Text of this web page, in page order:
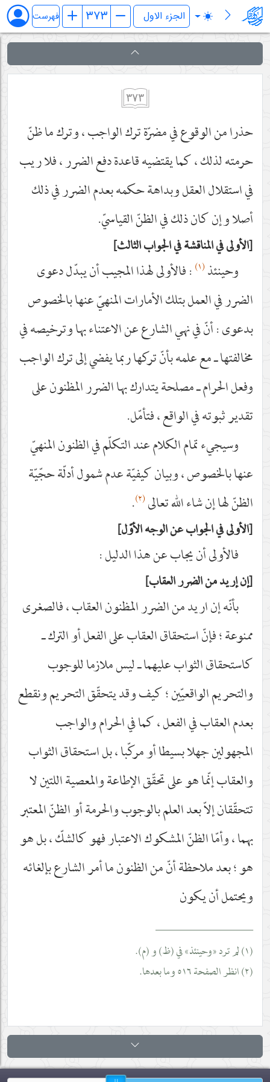
فرائد الاصول (رسائل) فهرست
٣٧٣
حذرا من الوقوع في مضرّة ترك الواجب ، وترك ما ظنّ
حرمته لذلك ، كما يقتضيه قاعدة دفع الضرر ، فلا ريب
في استقلال العقل وبداهة حكمه بعدم الضرر في ذلك
أصلا وإن كان ذلك في الظنّ القياسيّ.
الأولى في المناقشة في الجواب الثالث
وحينئذ(١) : فالأولى لهذا المجيب أن يبدّل دعوى
الضرر في العمل بتلك الأمارات المنهيّ عنها بالخصوص
بدعوى : أنّ في نهي الشارع عن الاعتناء بها وترخيصه في
مخالفتها ـ مع علمه بأنّ تركها ربما يفضي إلى ترك الواجب
وفعل الحرام ـ مصلحة يتدارك بها الضرر المظنون على
تقدير ثبوته في الواقع ، فتأمّل.
وسيجيء تمام الكلام عند التكلّم في الظنون المنهيّ
عنها بالخصوص ، وبيان كيفيّة عدم شمول أدلّة حجّيّة
الظنّ لها إن شاء الله تعالى(٢) .
الأولى في الجواب عن الوجه الأوّل
فالأولى أن يجاب عن هذا الدليل :
إن إريد من الضرر العقاب
بأنّه إن اريد من الضرر المظنون العقاب ، فالصغرى
ممنوعة ؛ فإنّ استحقاق العقاب على الفعل أو الترك ـ
كاستحقاق الثواب عليهما ـ ليس ملازما للوجوب
والتحريم الواقعيّين ؛ كيف وقد يتحقّق التحريم ونقطع
بعدم العقاب في الفعل ، كما في الحرام والواجب
المجهولين جهلا بسيطا أو مركّبا ، بل استحقاق الثواب
والعقاب إنّما هو على تحقّق الإطاعة والمعصية اللتين لا
تتحقّقان إلاّ بعد العلم بالوجوب والحرمة أو الظنّ المعتبر
بهما ، وأمّا الظنّ المشكوك الاعتبار فهو كالشكّ ، بل هو
هو ؛ بعد ملاحظة أنّ من الظنون ما أمر الشارع بإلغائه
ويحتمل أن يكون
__________________
(١) لم ترد «وحينئذ» في (ظ) و (م).
(٢) انظر الصفحة ٥١٦ وما بعدها.